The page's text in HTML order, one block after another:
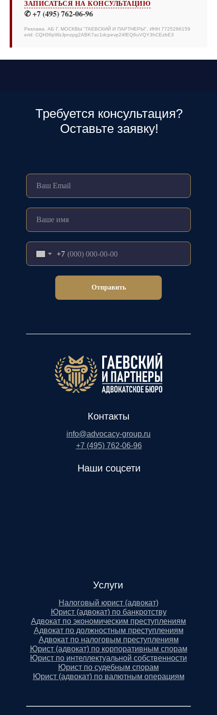
ЗАПИСАТЬСЯ НА КОНСУЛЬТАЦИЮ
✆ +7 (495) 762-06-96
Реклама. АБ Г. МОСКВЫ "ГАЕВСКИЙ И ПАРТНЕРЫ", ИНН 7725286159
erid: CQH36pWzJpnzpg2ABK7ac1dcpevp24fEQ6uVQY3hCEzbE3
Требуется консультация?
Оставьте заявку!
+7
Отправить
Наши соцсети
Налоговый юрист (адвокат)
Юрист (адвокат) по банкротству
Адвокат по экономическим преступлениям
Адвокат по должностным преступлениям
Адвокат по налоговым преступлениям
Юрист (адвокат) по корпоративным спорам
Юрист по интеллектуальной собственности
Юрист по судебным спорам
Юрист (адвокат) по валютным операциям
Услуги
Контакты
info@advocacy-group.ru
+7 (495) 762-06-96